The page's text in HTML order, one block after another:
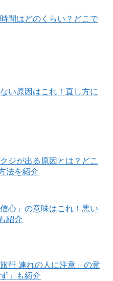
間はどのくらい？どこで
い原因はこれ！直し方に
ジが出る原因とは？どこ
法を紹介
心」の意味はこれ！悪い
紹介
行 連れの人に注意」の意
」も紹介